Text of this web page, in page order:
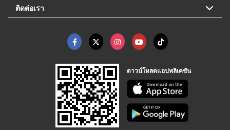
ติดต่อเรา
ดาวน์โหลดแอปพลิเคชัน